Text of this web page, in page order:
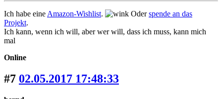
Ich habe eine Amazon-Wishlist. Oderspende an das
Projekt.
Ich kann, wenn ich will, aber wer will, dass ich muss, kann mich
mal
Online
#7 02.05.2017 17:48:33